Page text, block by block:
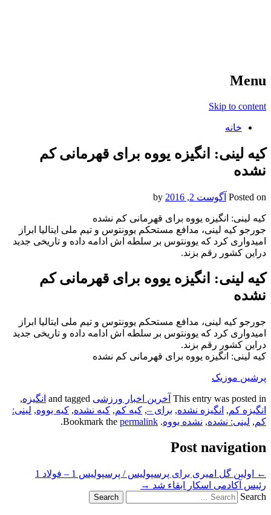
Menu
Skip to content
خانه
کیه لینی: انگیزه یووه برای قهرمانی کم
نشده
Posted on آگوست 2, 2016
کیه لینی: انگیزه یووه برای قهرمانی کم نشده
جورجو کیه لینی، مدافع مستحکم یوونتوس و تیم ملی ایتالیا ابراز
امیدواری کرد که یوونتوس بر سلطه اش ادامه داده و تاریخی جدید
دراین کشور رقم بزند.
کیه لینی: انگیزه یووه برای قهرمانی کم
نشده
جورجو کیه لینی، مدافع مستحکم یوونتوس و تیم ملی ایتالیا ابراز
امیدواری کرد که یوونتوس بر سلطه اش ادامه داده و تاریخی جدید
دراین کشور رقم بزند.
کیه لینی: انگیزه یووه برای قهرمانی کم نشده
پرشین موزیک
This entry was posted in آخرین اخبار ورزشی انگیزه,
انگیزه کم, انگیزه نشده, برای –, کیه کم, کیه نشده, کیه یووه, لینی:
کم, لینی: نشده, نشده یووه. Bookmark the
permalink
.
Post navigation
←
اولین گل امیری برای پرسپولیس / پرسپولیس 1 – فولاد 1
رئیس آکادمی اسکار ابقاء شد →
Search